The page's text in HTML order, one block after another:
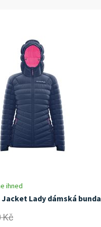
ihned
Lady dámská bunda
Kč